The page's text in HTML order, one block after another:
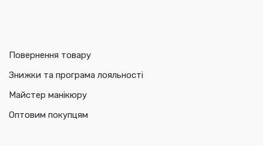
Повернення товару
Знижки та програма лояльності
Майстер манікюру
Оптовим покупцям